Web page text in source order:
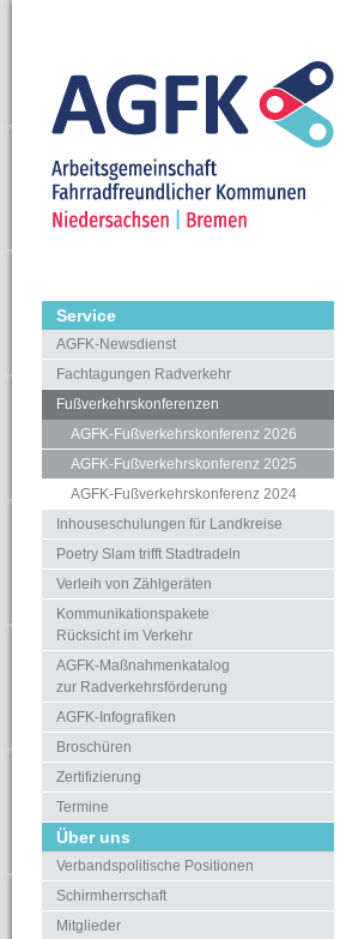
Service
AGFK-Newsdienst
Fachtagungen Radverkehr
Fußverkehrskonferenzen
AGFK-Fußverkehrskonferenz 2026
AGFK-Fußverkehrskonferenz 2025
AGFK-Fußverkehrskonferenz 2024
Inhouseschulungen für Landkreise
Poetry Slam trifft Stadtradeln
Verleih von Zählgeräten
Kommunikationspakete
Rücksicht im Verkehr
AGFK-Maßnahmenkatalog
zur Radverkehrsförderung
AGFK-Infografiken
Broschüren
Zertifizierung
Termine
Über uns
Verbandspolitische Positionen
Schirmherrschaft
Mitglieder